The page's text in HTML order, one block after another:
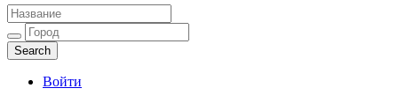
Ветеринарные клиники
Адреса и телефоны
Войти